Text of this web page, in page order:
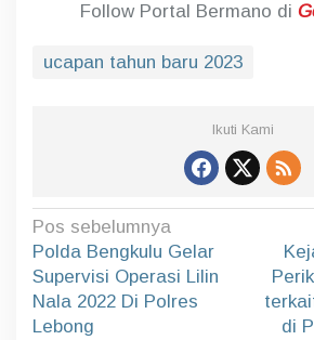
Follow Portal Bermano di
ucapan tahun baru 2023
Ikuti Kami
N
a
v
i
Pos sebelumnya
Polda Bengkulu Gelar
Supervisi Operasi Lilin
Nala 2022 Di Polres
Lebong
di